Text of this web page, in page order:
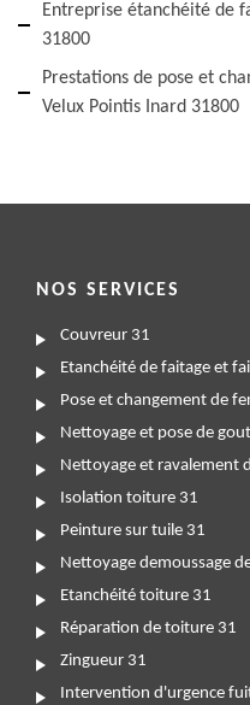
Entreprise étanchéité de
31800
Prestations de pose et
Velux Pointis Inard 31800
NOS SERVICES
Couvreur 31
Etanchéité de faitage et
Pose et changement de
Nettoyage et pose de
Nettoyage et ravalement
Isolation toiture 31
Peinture sur tuile 31
Nettoyage demoussage
Etanchéité toiture 31
Réparation de toiture 31
Zingueur 31
Intervention d'urgence